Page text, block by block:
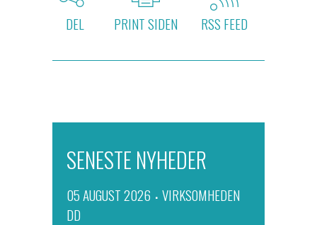
DEL PRINT SIDEN RSS FEED
SENESTE NYHEDER
05 AUGUST 2026
VIRKSOMHEDEN
DD